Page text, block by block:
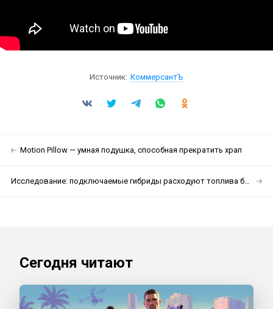
Источник: КоммерсантЪ
Motion Pillow — умная подушка, способная прекратить храп
Исследование: подключаемые гибриды расходуют топлива больше заявленного
Сегодня читают